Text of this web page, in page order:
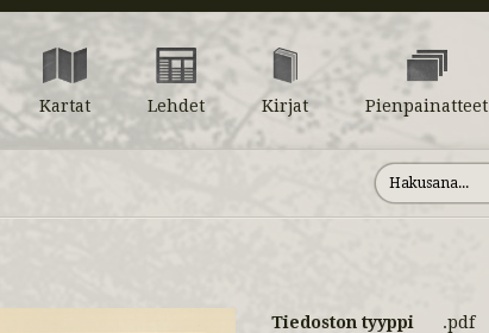
Kartat Lehdet Kirjat Pienpainatteet
Tiedoston tyyppi .pdf